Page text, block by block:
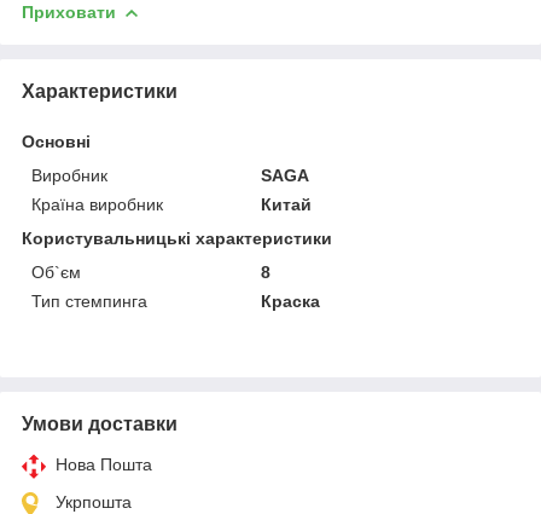
Приховати
Характеристики
Основні
Виробник
SAGA
Країна виробник
Китай
Користувальницькі характеристики
Об`єм
8
Тип стемпинга
Краска
Умови доставки
Нова Пошта
Укрпошта